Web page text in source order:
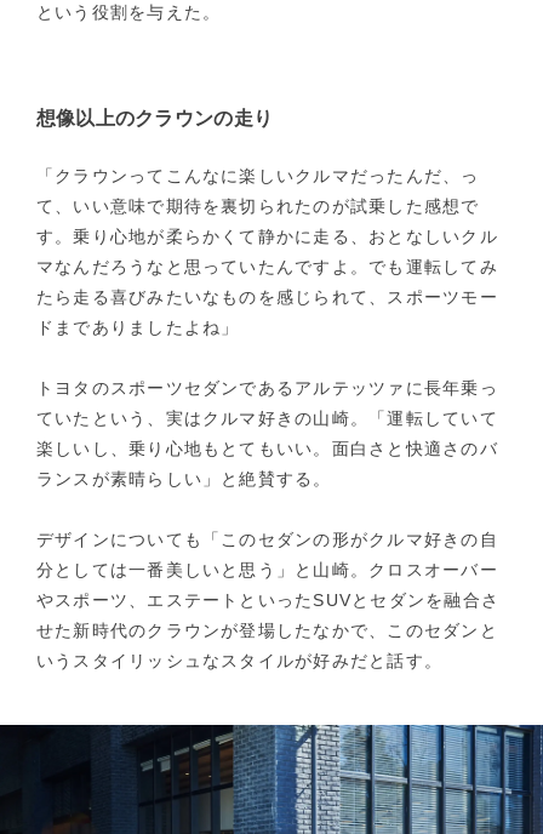
という役割を与えた。
想像以上のクラウンの走り
「クラウンってこんなに楽しいクルマだったんだ、っ
て、いい意味で期待を裏切られたのが試乗した感想で
す。乗り心地が柔らかくて静かに走る、おとなしいクル
マなんだろうなと思っていたんですよ。でも運転してみ
たら走る喜びみたいなものを感じられて、スポーツモー
ドまでありましたよね」
トヨタのスポーツセダンであるアルテッツァに長年乗っ
ていたという、実はクルマ好きの山崎。「運転していて
楽しいし、乗り心地もとてもいい。面白さと快適さのバ
ランスが素晴らしい」と絶賛する。
デザインについても「このセダンの形がクルマ好きの自
分としては一番美しいと思う」と山崎。クロスオーバー
やスポーツ、エステートといったSUVとセダンを融合さ
せた新時代のクラウンが登場したなかで、このセダンと
いうスタイリッシュなスタイルが好みだと話す。